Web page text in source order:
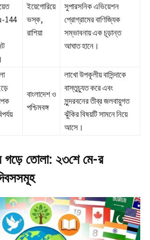
144
ইয়েগোরিয়ে
ভস্ক,
রাশিয়া
সুপারসনিক এভিয়েশন
প্রোগ্রামের বাণিজ্যিক
সম্ভাবনায় এক চূড়ান্ত
আঘাত হানে।
বাংলাদেশ ও
পশ্চিমবঙ্গ
লাখো উপকূলীয় বাসিন্দাকে
বাস্তুচ্যুত করে এবং
সুন্দরবনের তীব্র জলবায়ুগত
ঝুঁকির বিষয়টি সামনে নিয়ে
আসে।
গড়ে তোলা: ২৩শে মে-র